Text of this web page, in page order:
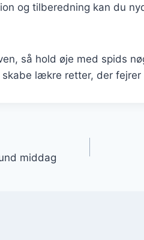
og tilberedning kan du
så hold øje med spids
lækre retter, der fejrer
middag